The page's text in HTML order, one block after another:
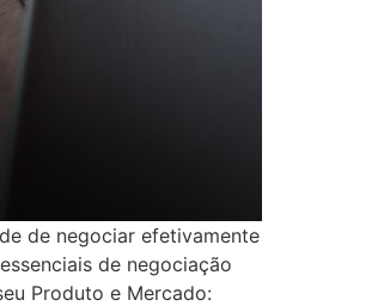
de negociar efetivamente
de negociação
Produto e Mercado: